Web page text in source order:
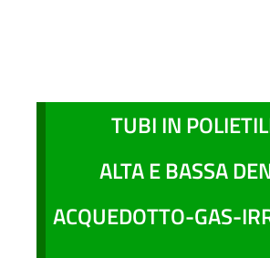
TUBI IN
ALTA E BASSA
ACQUEDOTTO-GAS-